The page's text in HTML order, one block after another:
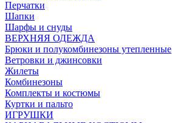
Перчатки
Шапки
Шарфы и снуды
ВЕРХНЯЯ ОДЕЖДА
Брюки и полукомбинезоны утепленные
Ветровки и джинсовки
Жилеты
Комбинезоны
Комплекты и костюмы
Куртки и пальто
ИГРУШКИ